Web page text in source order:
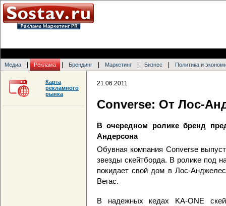
Медиа Реклама Брендинг Маркетинг Бизнес Политика и
21.06.2011
Converse: От Лос-
В очередном ролике бренд
Андерсона
Обувная компания Converse
звезды скейтборда. В ролике под
покидает свой дом в Лос-
Вегас.
В надежных кедах KA-ONE
Карта
рекламного
рынка